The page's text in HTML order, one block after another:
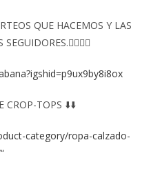
QUE HACEMOS Y LAS
CROP-TOPS ⬇️⬇️
category/ropa-calzado-
“